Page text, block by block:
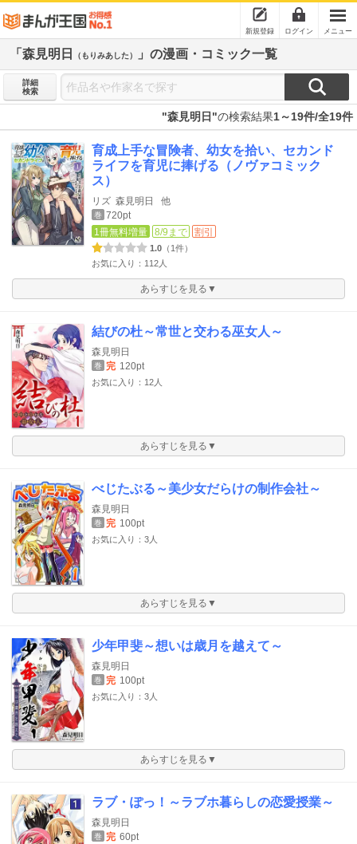
新規登録 ログイン メニュー
「森見明日 （もりみあした） 」の漫画・コミック一覧
詳細
検索
"森見明日"の検索結果1～19件/全19件
育成上手な冒険者、幼女を拾い、セカンド
ライフを育児に捧げる（ノヴァコミック
ス）
リズ 森見明日 他
巻 720pt
1冊無料増量
8/9まで 割引
1.0 （1件）
お気に入り：112人
あらすじを見る▼
結びの杜～常世と交わる巫女人～
森見明日
巻 完 120pt
お気に入り：12人
あらすじを見る▼
べじたぶる～美少女だらけの制作会社～
森見明日
巻 完 100pt
お気に入り：3人
あらすじを見る▼
少年甲斐～想いは歳月を越えて～
森見明日
巻 完 100pt
お気に入り：3人
あらすじを見る▼
ラブ・ぽっ！～ラブホ暮らしの恋愛授業～
森見明日
巻 完 60pt